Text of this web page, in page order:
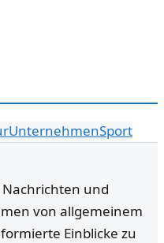
UnternehmenSport
und
von allgemeinem
Einblicke zu